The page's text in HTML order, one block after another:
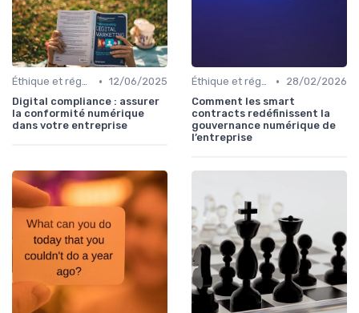
Éthique et régulation • 12/06/2025
Digital compliance : assurer
la conformité numérique
dans votre entreprise
Éthique et régulation •
28/02/2026
Comment les smart
contracts redéfinissent la
gouvernance numérique de
l’entreprise